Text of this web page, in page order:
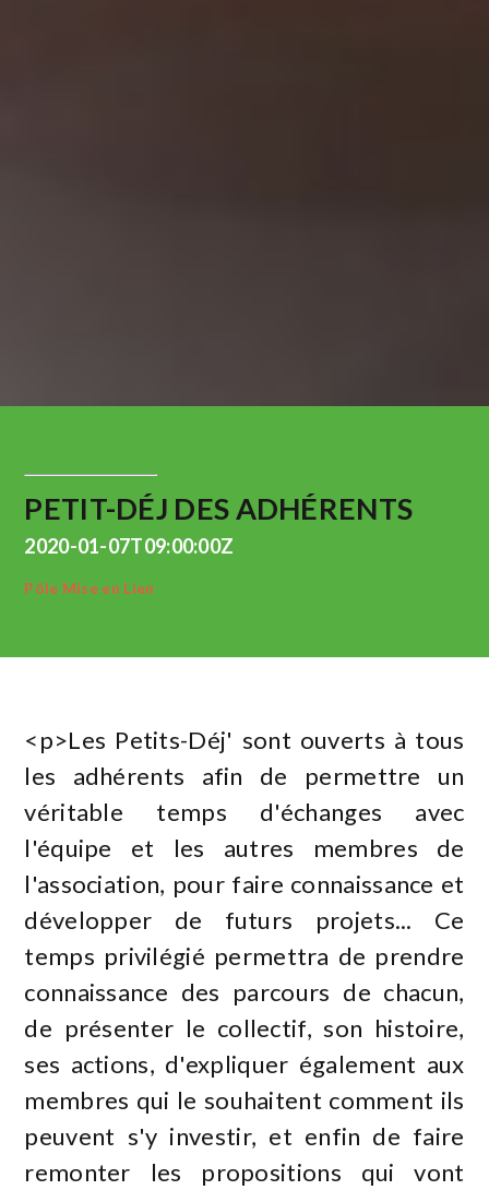
PETIT-DÉJ DES ADHÉRENTS
2020-01-07T09:00:00Z
Pôle Mise en Lien
<p>Les Petits-Déj' sont ouverts à tous
les adhérents afin de permettre un
véritable temps d'échanges avec
l'équipe et les autres membres de
l'association, pour faire connaissance et
développer de futurs projets... Ce
temps privilégié permettra de prendre
connaissance des parcours de chacun,
de présenter le collectif, son histoire,
ses actions, d'expliquer également aux
membres qui le souhaitent comment ils
peuvent s'y investir, et enfin de faire
remonter les propositions qui vont